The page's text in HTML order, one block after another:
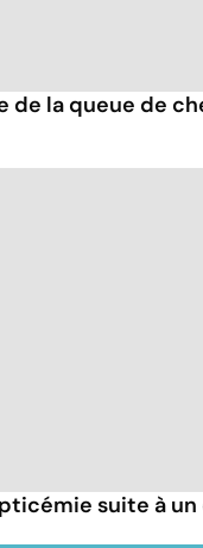
la queue de
suite à un